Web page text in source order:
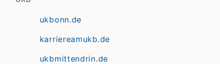
ukbonn.de
karriereamukb.de
ukbmittendrin.de